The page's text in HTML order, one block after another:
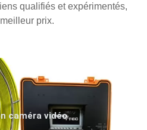
qualifiés et expérimentés,
prix.
caméra vidéo